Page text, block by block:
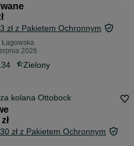
zł z Pakietem Ochronnym
Łagowska
2026
Zielony
kolana Ottobock
zł z Pakietem Ochronnym